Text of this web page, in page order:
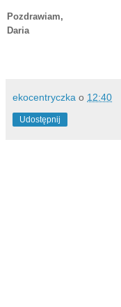
Pozdrawiam,
Daria
ekocentryczka o 12:40
Udostępnij